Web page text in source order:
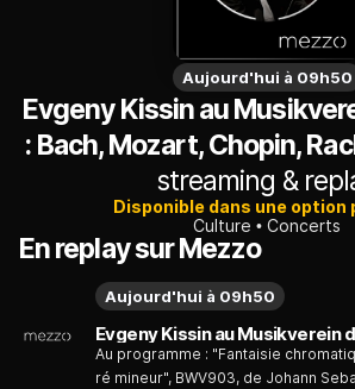
Aujourd'hui à 09h50
Evgeny Kissin au
: Bach, Mozart, Chopin,
streaming &
Disponible dans une option
Culture
Concerts
En replay sur Mezzo
Au programme : "Fantaisie
ré mineur", BWV903, de Johann
Aujourd'hui à 09h50